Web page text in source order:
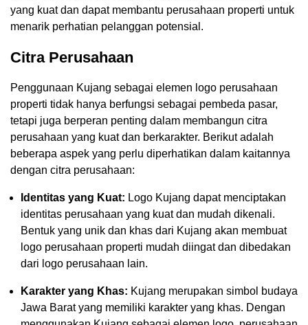
yang kuat dan dapat membantu perusahaan properti untuk
menarik perhatian pelanggan potensial.
Citra Perusahaan
Penggunaan Kujang sebagai elemen logo perusahaan
properti tidak hanya berfungsi sebagai pembeda pasar,
tetapi juga berperan penting dalam membangun citra
perusahaan yang kuat dan berkarakter. Berikut adalah
beberapa aspek yang perlu diperhatikan dalam kaitannya
dengan citra perusahaan:
Identitas yang Kuat: Logo Kujang dapat menciptakan
identitas perusahaan yang kuat dan mudah dikenali.
Bentuk yang unik dan khas dari Kujang akan membuat
logo perusahaan properti mudah diingat dan dibedakan
dari logo perusahaan lain.
Karakter yang Khas: Kujang merupakan simbol budaya
Jawa Barat yang memiliki karakter yang khas. Dengan